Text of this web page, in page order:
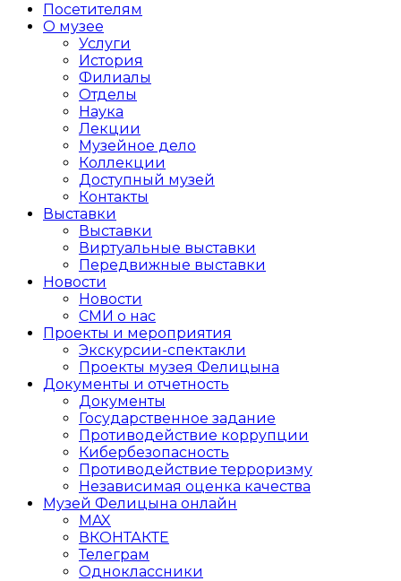
Посетителям
О музее
Услуги
История
Филиалы
Отделы
Наука
Лекции
Музейное дело
Коллекции
Доступный музей
Контакты
Выставки
Выставки
Виртуальные выставки
Передвижные выставки
Новости
Новости
СМИ о нас
Проекты и мероприятия
Экскурсии-спектакли
Проекты музея Фелицына
Документы и отчетность
Документы
Государственное задание
Противодействие коррупции
Кибер­безопасность
Противодействие терроризму
Независимая оценка качества
Музей Фелицына онлайн
MAX
ВКОНТАКТЕ
Телеграм
Одноклассники